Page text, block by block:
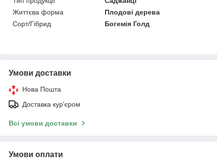
Життєва форма
Плодові дерева
Сорт/Гібрид
Богемія Голд
Умови доставки
Нова Пошта
Доставка кур'єром
Всі умови доставки
Умови оплати